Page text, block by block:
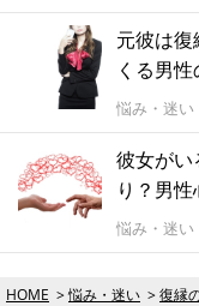
元彼は
くる男
悩み・迷い
彼女がい
り？男
悩み・迷い
HOME 悩み・迷い 復縁